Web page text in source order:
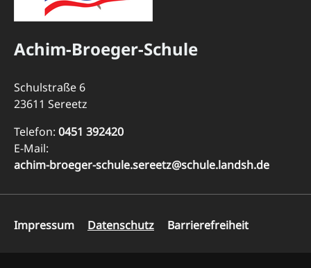
Achim-Broeger-Schule
Schulstraße 6
23611 Sereetz
Telefon: 0451 392420
E-Mail:
achim-broeger-schule.sereetz@schule.landsh.de
überspringen
Impressum Datenschutz Barrierefreiheit